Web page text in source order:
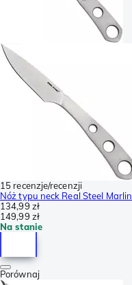
15 recenzje/recenzji
Nóż typu neck Real Steel
134,99 zł
149,99 zł
Na stanie
Porównaj